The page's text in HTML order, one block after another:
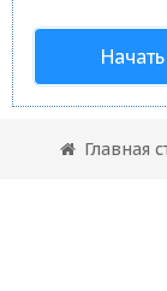
Главная